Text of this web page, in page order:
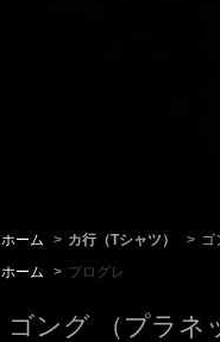
ホーム > カ行（Tシャツ） > ゴ
ホーム
> プログレ
ゴング （プラネ